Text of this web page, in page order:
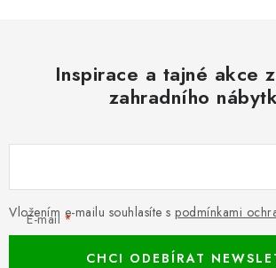
Inspirace a tajné akce
zahradního
E-mail
Vložením e-mailu souhlasíte s podmínkami
CHCI ODEBÍRAT